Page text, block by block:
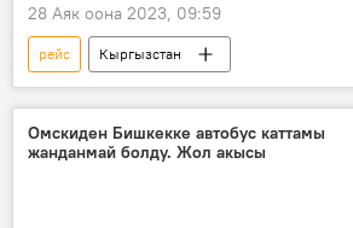
28 Аяк оона 2023, 09:59
рейс
Кыргызстан
"Манас" эл аралык аэропорту
Египет
Омскиден Бишкекке автобус каттамы
жанданмай болду. Жол акысы